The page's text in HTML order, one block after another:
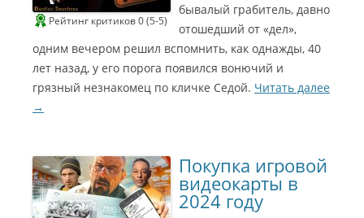
Рейтинг критиков 0 (5-5)
бывалый грабитель, давно
отошедший от «дел»,
одним вечером решил вспомнить, как однажды, 40
лет назад, у его порога появился вонючий и
грязный незнакомец по кличке Седой. Читать далее
→
Покупка игровой
видеокарты в
2024 году